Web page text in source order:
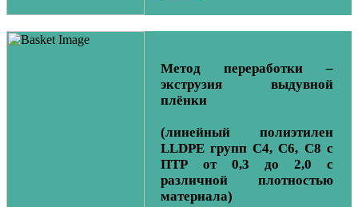
Метод переработки –
экструзия выдувной
плёнки
(линейный полиэтилен
LLDPE групп С4, С6, С8 с
ПТР от 0,3 до 2,0 с
различной плотностью
материала)